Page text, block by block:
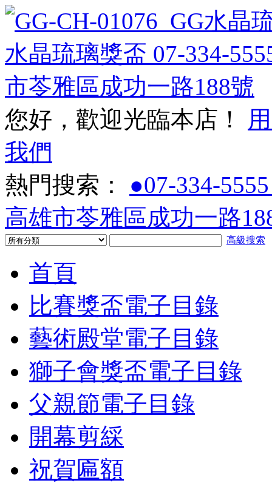
您好，歡迎光臨本店！
我們
熱門搜索： ●07-334-
高雄市苓雅區成功一路
高級搜索
首頁
比賽獎盃電子目錄
藝術殿堂電子目錄
獅子會獎盃電子目錄
父親節電子目錄
開幕剪綵
祝賀匾額